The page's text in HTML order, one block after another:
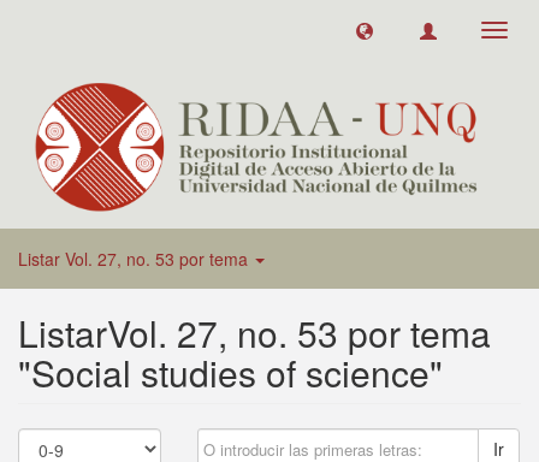
Listar Vol. 27, no. 53 por tema
ListarVol. 27, no. 53 por tema
"Social studies of science"
Ir